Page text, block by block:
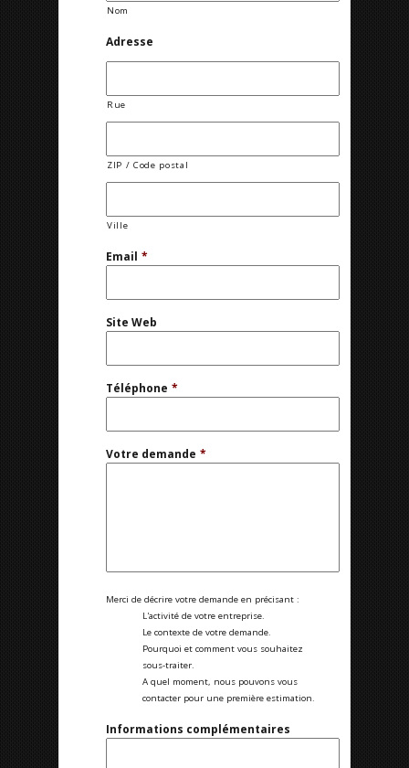
Nom
Adresse
Rue
ZIP / Code postal
Ville
Email *
Site Web
Téléphone *
Votre demande *
Merci de décrire votre demande en précisant :
L'activité de votre entreprise.
Le contexte de votre demande.
Pourquoi et comment vous souhaitez
sous-traiter.
A quel moment, nous pouvons vous
contacter pour une première estimation.
Informations complémentaires